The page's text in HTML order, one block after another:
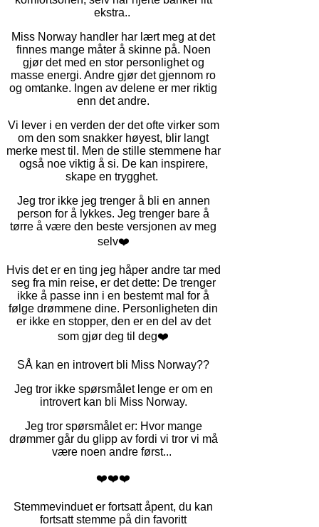
ekstra..
Miss Norway handler har lært meg at det
finnes mange måter å skinne på. Noen
gjør det med en stor personlighet og
masse energi. Andre gjør det gjennom ro
og omtanke. Ingen av delene er mer riktig
enn det andre.
Vi lever i en verden der det ofte virker som
om den som snakker høyest, blir langt
merke mest til. Men de stille stemmene har
også noe viktig å si. De kan inspirere,
skape en trygghet.
Jeg tror ikke jeg trenger å bli en annen
person for å lykkes. Jeg trenger bare å
tørre å være den beste versjonen av meg
selv❤️
Hvis det er en ting jeg håper andre tar med
seg fra min reise, er det dette: De trenger
ikke å passe inn i en bestemt mal for å
følge drømmene dine. Personligheten din
er ikke en stopper, den er en del av det
som gjør deg til deg❤️
SÅ kan en introvert bli Miss Norway??
Jeg tror ikke spørsmålet lenge er om en
introvert kan bli Miss Norway.
Jeg tror spørsmålet er: Hvor mange
drømmer går du glipp av fordi vi tror vi må
være noen andre først...
❤️❤️❤️
Stemmevinduet er fortsatt åpent, du kan
fortsatt stemme på din favoritt